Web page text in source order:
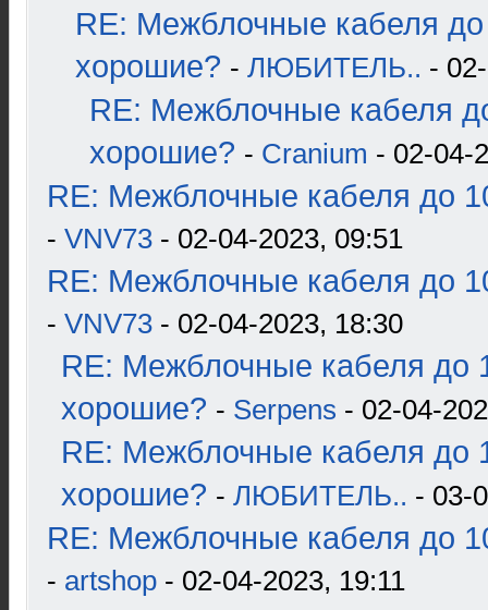
RE: Межблочные кабеля до
хорошие? - ЛЮБИТЕЛЬ.. -
RE: Межблочные кабеля
хорошие? - Cranium - 02-04-
RE: Межблочные кабеля до
- VNV73 - 02-04-2023, 09:51
RE: Межблочные кабеля до
- VNV73 - 02-04-2023, 18:30
RE: Межблочные кабеля до
хорошие? - Serpens - 02-04-
RE: Межблочные кабеля до
хорошие? - ЛЮБИТЕЛЬ.. - 03-
RE: Межблочные кабеля до
- artshop - 02-04-2023, 19:11